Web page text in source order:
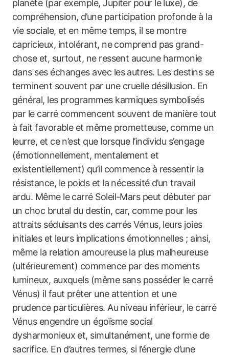
planète (par exemple, Jupiter pour le luxe), de
compréhension, d’une participation profonde à la
vie sociale, et en même temps, il se montre
capricieux, intolérant, ne comprend pas grand-
chose et, surtout, ne ressent aucune harmonie
dans ses échanges avec les autres. Les destins se
terminent souvent par une cruelle désillusion. En
général, les programmes karmiques symbolisés
par le carré commencent souvent de manière tout
à fait favorable et même prometteuse, comme un
leurre, et ce n’est que lorsque l’individu s’engage
(émotionnellement, mentalement et
existentiellement) qu’il commence à ressentir la
résistance, le poids et la nécessité d’un travail
ardu. Même le carré Soleil-Mars peut débuter par
un choc brutal du destin, car, comme pour les
attraits séduisants des carrés Vénus, leurs joies
initiales et leurs implications émotionnelles ; ainsi,
même la relation amoureuse la plus malheureuse
(ultérieurement) commence par des moments
lumineux, auxquels (même sans posséder le carré
Vénus) il faut prêter une attention et une
prudence particulières. Au niveau inférieur, le carré
Vénus engendre un égoïsme social
dysharmonieux et, simultanément, une forme de
sacrifice. En d’autres termes, si l’énergie d’une